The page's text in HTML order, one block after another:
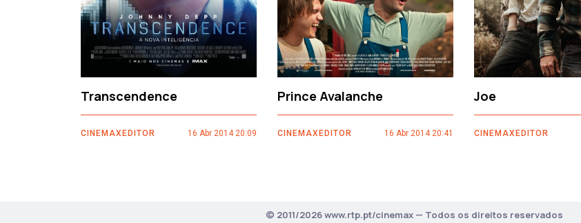
Transcendence
CINEMAXEDITOR 16 Abr 2014 20:09
Prince Avalanche
CINEMAXEDITOR 16 Abr 2014 20:41
Joe
CINEMAXEDITOR
© 2011/2026 www.rtp.pt/cinemax — Todos os direitos reservados